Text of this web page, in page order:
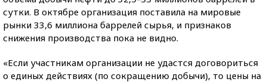
сутки. В октябре организация поставила на мировые
рынки 33,6 миллиона баррелей сырья, и признаков
снижения производства пока не видно.
«Если участникам организации не удастся договориться
о единых действиях (по сокращению добычи), то цены на